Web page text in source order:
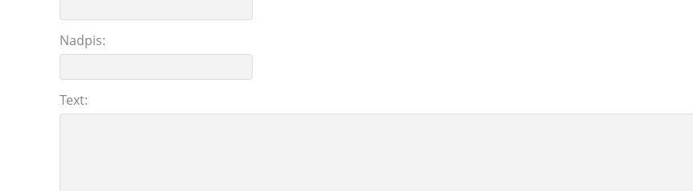
Nadpis:
Text: